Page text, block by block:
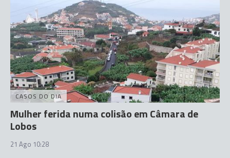
CASOS DO DIA
Mulher ferida numa colisão em Câmara de
Lobos
21 Ago 10:28